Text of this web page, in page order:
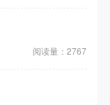
阅读量：2767